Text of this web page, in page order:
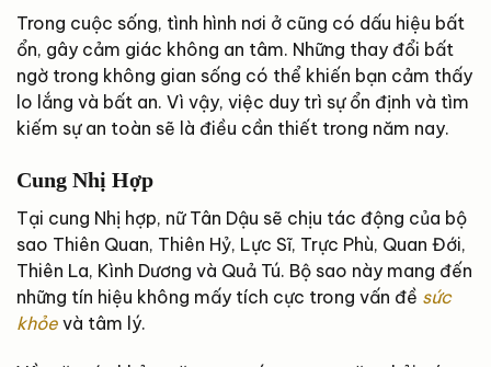
Trong cuộc sống, tình hình nơi ở cũng có dấu hiệu bất
ổn, gây cảm giác không an tâm. Những thay đổi bất
ngờ trong không gian sống có thể khiến bạn cảm thấy
lo lắng và bất an. Vì vậy, việc duy trì sự ổn định và tìm
kiếm sự an toàn sẽ là điều cần thiết trong năm nay.
Cung Nhị Hợp
Tại cung Nhị hợp, nữ Tân Dậu sẽ chịu tác động của bộ
sao Thiên Quan, Thiên Hỷ, Lực Sĩ, Trực Phù, Quan Đới,
Thiên La, Kình Dương và Quả Tú. Bộ sao này mang đến
những tín hiệu không mấy tích cực trong vấn đề sức
khỏe và tâm lý.